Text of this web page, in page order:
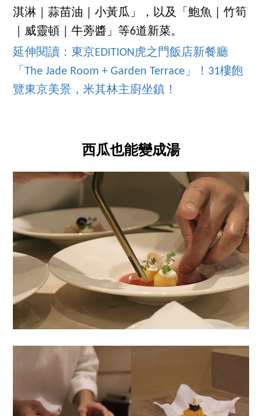
淇淋｜蒜苗油｜小黃瓜」，以及「鮑魚｜竹筍
｜威靈頓｜牛蒡醬」等6道新菜。
延伸閱讀：東京EDITION虎之門飯店新餐廳
「The Jade Room + Garden Terrace」！31樓飽
覽東京美景，米其林主廚坐鎮！
西瓜也能變成湯